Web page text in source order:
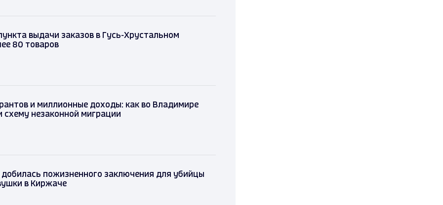
выдачи заказов в Гусь-Хрустальном
80 товаров
и миллионные доходы: как во Владимире
схему незаконной миграции
добилась пожизненного заключения для убийцы
в Киржаче